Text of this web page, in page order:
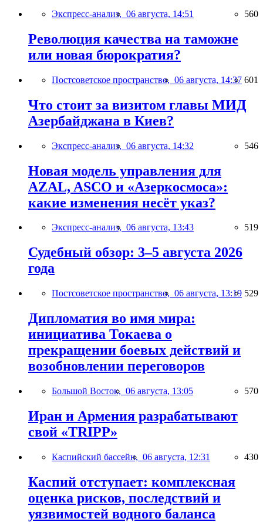
Экспресс-анализ, 06 августа, 14:51 560
Революция качества на таможне
или новая бюрократия?
Постсоветское пространство, 06 августа, 14:37 601
Что стоит за визитом главы МИД
Азербайджана в Киев?
Экспресс-анализ, 06 августа, 14:32 546
Новая модель управления для
AZAL, ASCO и «Азеркосмоса»:
какие изменения несёт указ?
Экспресс-анализ, 06 августа, 13:43 519
Судебный обзор: 3–5 августа 2026
года
Постсоветское пространство, 06 августа, 13:19 529
Дипломатия во имя мира:
инициатива Токаева о
прекращении боевых действий и
возобновлении переговоров
Большой Восток, 06 августа, 13:05 570
Иран и Армения разрабатывают
свой «TRIPP»
Каспийский бассейн, 06 августа, 12:31 430
Каспий отступает: комплексная
оценка рисков, последствий и
уязвимостей водного баланса